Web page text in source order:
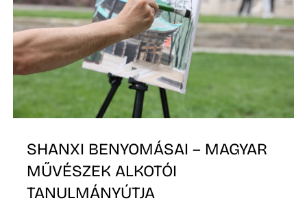
SHANXI BENYOMÁSAI – MAGYAR
MŰVÉSZEK ALKOTÓI
TANULMÁNYÚTJA